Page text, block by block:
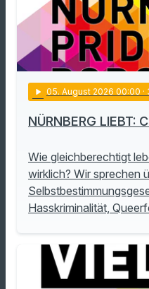
play_arrow 05. August 2026 00:00
NÜRNBERG LIEBT:
Wie gleichberechtigt
wirklich? Wir sprechen
Hasskriminalität,